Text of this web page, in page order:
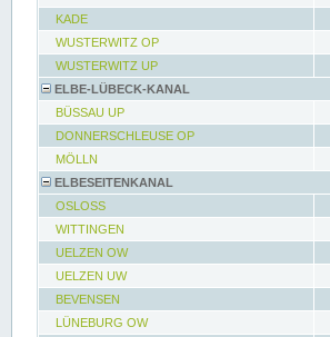
KADE
WUSTERWITZ OP
WUSTERWITZ UP
ELBE-LÜBECK-KANAL
BÜSSAU UP
DONNERSCHLEUSE OP
MÖLLN
ELBESEITENKANAL
OSLOSS
WITTINGEN
UELZEN OW
UELZEN UW
BEVENSEN
LÜNEBURG OW